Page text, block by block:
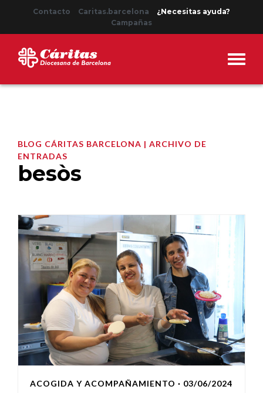
Contacto Caritas.barcelona
¿Necesitas ayuda?
Campañas
BLOG CÁRITAS BARCELONA | ARCHIVO DE
ENTRADAS
besòs
ACOGIDA Y ACOMPAÑAMIENTO · 03/06/2024